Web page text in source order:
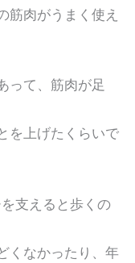
肉がうまく使え
って、筋肉が足
を上げたくらいで
支えると歩くの
なかったり、年